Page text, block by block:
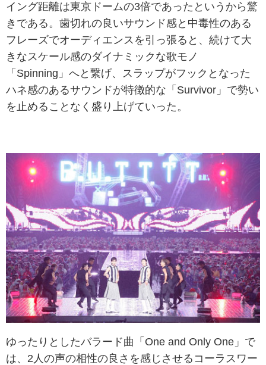
イング距離は東京ドームの3倍であったというから驚
きである。歯切れの良いサウンド感と中毒性のある
フレーズでオーディエンスを引っ張ると、続けて大
きなスケール感のダイナミックな歌モノ
「Spinning」へと繋げ、スラップがフックとなった
ハネ感のあるサウンドが特徴的な「Survivor」で勢い
を止めることなく盛り上げていった。
ゆったりとしたバラード曲「One and Only One」で
は、2人の声の相性の良さを感じさせるコーラスワー